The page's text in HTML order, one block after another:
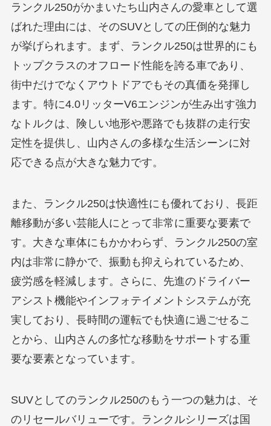
ランクル250がかまいたち山内さんの愛車として選
ばれた理由には、そのSUVとしての圧倒的な魅力
が挙げられます。まず、ランクル250は世界的にも
トップクラスのオフロード性能を誇る車であり、
街中だけでなくアウトドアでもその真価を発揮し
ます。特に4.0リッターV6エンジンが生み出す強力
なトルクは、険しい地形や悪路でも抜群の走行安
定性を提供し、山内さんの多様な生活シーンに対
応できる点が大きな魅力です。
また、ランクル250は快適性にも優れており、長距
離移動が多い芸能人にとって非常に重要な要素で
す。大きな車体にもかかわらず、ランクル250の室
内は非常に静かで、振動も抑えられているため、
疲労感を軽減します。さらに、先進のドライバー
アシスト機能やインフォテイメントシステムが充
実しており、長時間の運転でも快適に過ごせるこ
とから、山内さんの多忙な移動をサポートする重
要な要素となっています。
SUVとしてのランクル250のもう一つの魅力は、そ
のリセールバリューです。ランクルシリーズは国